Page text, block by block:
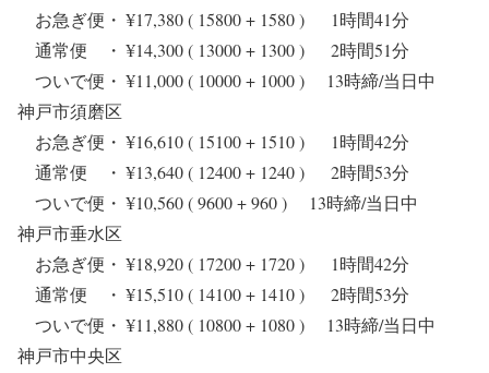
お急ぎ便・ ¥17,380 ( 15800 + 1580 ) 1時間41分
通常便 ・ ¥14,300 ( 13000 + 1300 ) 2時間51分
ついで便・ ¥11,000 ( 10000 + 1000 ) 13時締/当日中
神戸市須磨区
お急ぎ便・ ¥16,610 ( 15100 + 1510 ) 1時間42分
通常便 ・ ¥13,640 ( 12400 + 1240 ) 2時間53分
ついで便・ ¥10,560 ( 9600 + 960 ) 13時締/当日中
神戸市垂水区
お急ぎ便・ ¥18,920 ( 17200 + 1720 ) 1時間42分
通常便 ・ ¥15,510 ( 14100 + 1410 ) 2時間53分
ついで便・ ¥11,880 ( 10800 + 1080 ) 13時締/当日中
神戸市中央区